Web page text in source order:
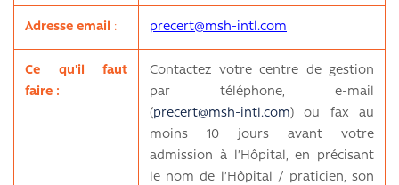
Adresse email : precert@msh-intl.com
Ce qu'il faut
faire :
Contactez votre centre de gestion
par téléphone, e-mail
(precert@msh-intl.com) ou fax au
moins 10 jours avant votre
admission à l’Hôpital, en précisant
le nom de l’Hôpital / praticien, son